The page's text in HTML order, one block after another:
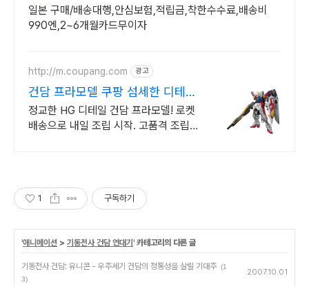
택
일본 구매/배송대행,안심보험,적립금,착한수수료,배송비
990엔,2~6개월카드무이자
http://m.coupang.com 광고
건담 프라모델 쿠팡 섬세한 디테일
구현
정교한 HG 디테일 건담 프라모델! 로켓
배송으로 내일 조립 시작. 고품격 조립
1 구독하기
'애니메이션 > 기동전사 건담 연대기 ' 카테고리의 다른 글
기동전사 건담: 유니콘 - 우주세기 건담의 정통성을 살릴 기대주 (1
3)
2007.10.01